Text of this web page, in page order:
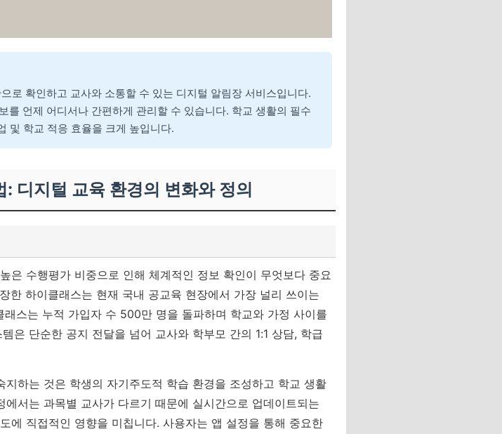
로 확인하고 교사와 소통할 수 있는 디지털 알림장 서비스입니다.
를 언제 어디서나 간편하게 관리할 수 있습니다. 학교 생활의 필수
및 학교 적응 효율을 크게 높입니다.
디지털 교육 환경의 변화와 정의
은 수행평가 비중으로 인해 체계적인 정보 확인이 무엇보다 중요
한 하이클래스는 현재 국내 공교육 현장에서 가장 널리 쓰이는
스는 누적 가입자 수 500만 명을 돌파하며 학교와 가정 사이를
은 단순한 공지 전달을 넘어 교사와 학부모 간의 1:1 상담, 학급
지하는 것은 학생의 자기주도적 학습 환경을 조성하고 학교 생활
서는 과목별 교사가 다르기 때문에 실시간으로 업데이트되는
에 직접적인 영향을 미칩니다. 사용자는 앱 설정을 통해 중요한